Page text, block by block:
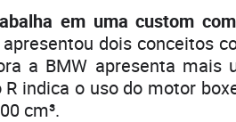
em uma custom
dois conceitos
a BMW apresenta mais
indica o uso do motor
cm³.